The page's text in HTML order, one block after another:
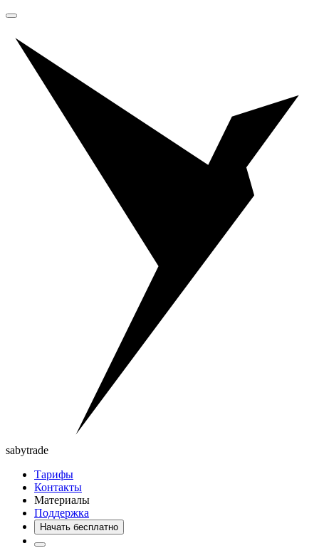
sabytrade
Тарифы
Контакты
Материалы
Поддержка
Начать бесплатно